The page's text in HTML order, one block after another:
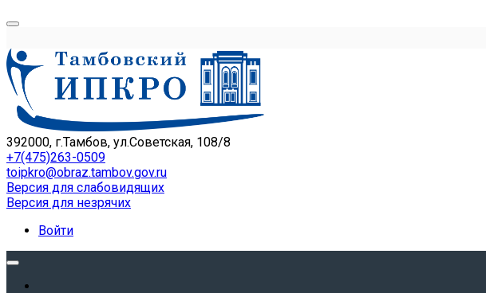
392000, г.Тамбов, ул.Советская, 108/8
+7(475)263-0509
toipkro@obraz.tambov.gov.ru
Версия для слабовидящих
Версия для незрячих
Войти